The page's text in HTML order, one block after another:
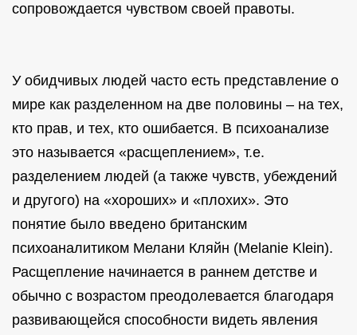
сопровождается чувством своей правоты.
У обидчивых людей часто есть представление о
мире как разделенном на две половины – на тех,
кто прав, и тех, кто ошибается. В психоанализе
это называется «расщеплением», т.е.
разделением людей (а также чувств, убеждений
и другого) на «хороших» и «плохих». Это
понятие было введено британским
психоаналитиком Мелани Кляйн (Melanie Klein).
Расщепление начинается в раннем детстве и
обычно с возрастом преодолевается благодаря
развивающейся способности видеть явления